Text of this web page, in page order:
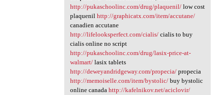
http://pukaschoolinc.com/drug/plaquenil/low cost
plaquenil http://graphicatx.com/item/accutane/
canadien accutane
http://lifelooksperfect.com/cialis/cialis to buy
cialis online no script
http://pukaschoolinc.com/drug/lasix-price-at-
walmart/lasix tablets
http://deweyandridgeway.com/propecia/propecia
http://memoiselle.com/item/bystolic/buy bystolic
online canada http://kafelnikov.net/aciclovir/